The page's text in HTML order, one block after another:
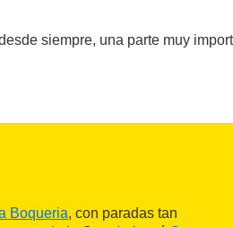
siempre, una parte muy
Boqueria, con paradas tan